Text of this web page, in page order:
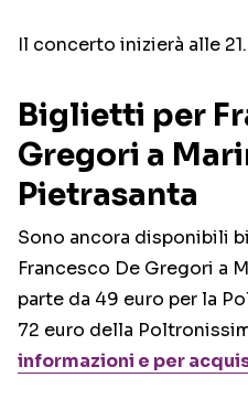
Il concerto inizierà alle
Biglietti per
Gregori a
Pietrasanta
Sono ancora disponibili
Francesco De Gregori a
parte da 49 euro per la
72 euro della
informazioni e per